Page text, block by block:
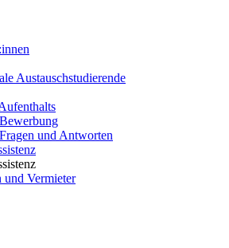
Austauschstudierende
und Antworten
Vermieter